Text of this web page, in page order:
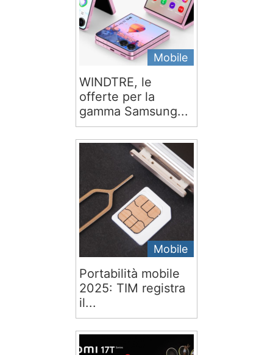
Mobile
WINDTRE, le
offerte per la
gamma Samsung...
Mobile
Portabilità mobile
2025: TIM registra
il...